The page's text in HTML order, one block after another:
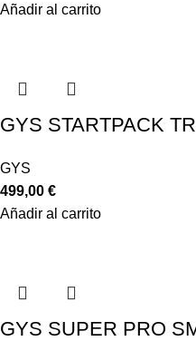
Añadir al carrito
GYS STARTPACK
GYS
499,00 €
Añadir al carrito
GYS SUPER PRO